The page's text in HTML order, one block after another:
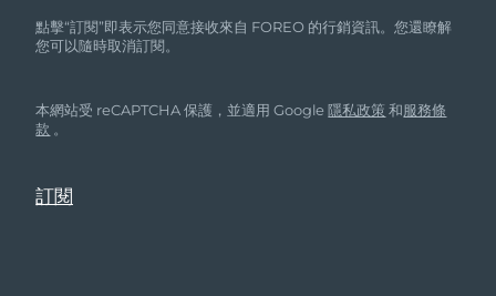
點擊“訂閱”即表示您同意接收來自 FOREO 的行銷資訊。您還瞭解
您可以隨時取消訂閱。
本網站受 reCAPTCHA 保護，並適用 Google隱私政策 和服務條
款 。